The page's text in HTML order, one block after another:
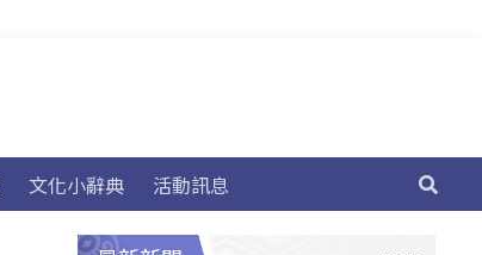
文化小辭典 活動訊息